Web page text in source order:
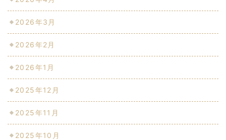
2026年3月
2026年2月
2026年1月
2025年12月
2025年11月
2025年10月